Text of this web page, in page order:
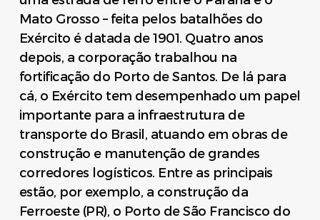
Mato Grosso – feita pelos batalhões do
Exército é datada de 1901. Quatro anos
depois, a corporação trabalhou na
fortificação do Porto de Santos. De lá para
cá, o Exército tem desempenhado um papel
importante para a infraestrutura de
transporte do Brasil, atuando em obras de
construção e manutenção de grandes
corredores logísticos. Entre as principais
estão, por exemplo, a construção da
Ferroeste (PR), o Porto de São Francisco do